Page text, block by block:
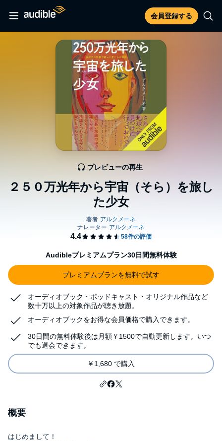
会員登録する
２５０万光年から宇宙（そら）を旅し
た少女
プレビューの再生
Audibleプレミアムプラン30日間無料体験
プレミアムプランを無料で試す
オーディオブック・ポッドキャスト・オリジナル作品など
数十万以上の対象作品が聴き放題。
オーディオブックをお得な会員価格で購入できます。
30日間の無料体験後は月額￥1500で自動更新します。いつ
でも退会できます。
￥1,680 で購入
概要
はじめまして！